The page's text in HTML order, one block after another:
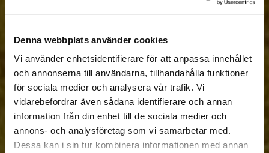
Denna webbplats använder cookies
Vi använder enhetsidentifierare för att anpassa innehållet
och annonserna till användarna, tillhandahålla funktioner
för sociala medier och analysera vår trafik. Vi
vidarebefordrar även sådana identifierare och annan
information från din enhet till de sociala medier och
annons- och analysföretag som vi samarbetar med.
Dessa kan i sin tur kombinera informationen med annan